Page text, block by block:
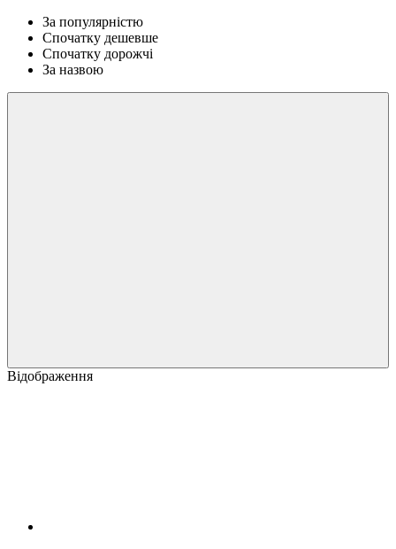
За популярністю
Спочатку дешевше
Спочатку дорожчі
За назвою
Відображення